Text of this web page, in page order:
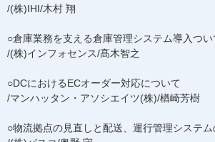
/(株)IHI/木村 翔
○倉庫業務を支える倉庫管理システム導入つい
/(株)インフォセンス/髙木智之
○DCにおけるECオーダー対応について
/マンハッタン・アソシエイツ(株)/楢崎芳樹
○物流拠点の見直しと配送、運行管理システ